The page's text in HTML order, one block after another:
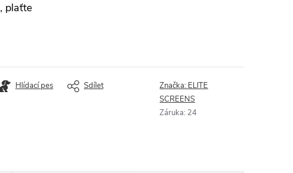
plaťte
Hlídací pes Sdílet Značka: ELITE
SCREENS
Záruka: 24